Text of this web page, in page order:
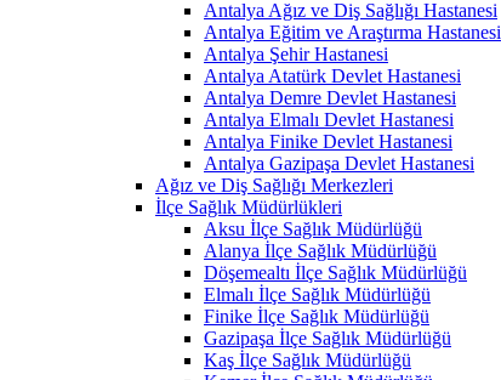
Antalya Ağız ve Diş Sağlığı Hastanesi
Antalya Eğitim ve Araştırma Hastanesi
Antalya Şehir Hastanesi
Antalya Atatürk Devlet Hastanesi
Antalya Demre Devlet Hastanesi
Antalya Elmalı Devlet Hastanesi
Antalya Finike Devlet Hastanesi
Antalya Gazipaşa Devlet Hastanesi
Ağız ve Diş Sağlığı Merkezleri
İlçe Sağlık Müdürlükleri
Aksu İlçe Sağlık Müdürlüğü
Alanya İlçe Sağlık Müdürlüğü
Döşemealtı İlçe Sağlık Müdürlüğü
Elmalı İlçe Sağlık Müdürlüğü
Finike İlçe Sağlık Müdürlüğü
Gazipaşa İlçe Sağlık Müdürlüğü
Kaş İlçe Sağlık Müdürlüğü